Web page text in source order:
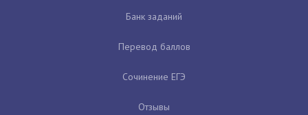
Банк заданий
Перевод баллов
Сочинение ЕГЭ
Отзывы